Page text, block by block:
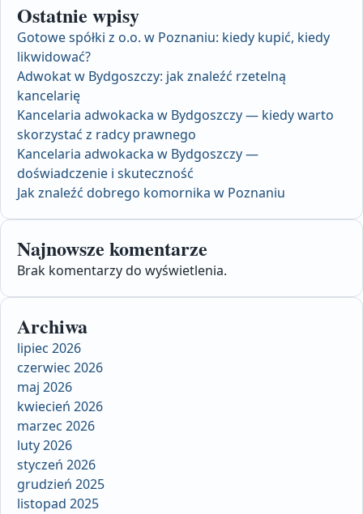
Ostatnie wpisy
Gotowe spółki z o.o. w Poznaniu: kiedy kupić, kiedy
likwidować?
Adwokat w Bydgoszczy: jak znaleźć rzetelną
kancelarię
Kancelaria adwokacka w Bydgoszczy — kiedy warto
skorzystać z radcy prawnego
Kancelaria adwokacka w Bydgoszczy —
doświadczenie i skuteczność
Jak znaleźć dobrego komornika w Poznaniu
Najnowsze komentarze
Brak komentarzy do wyświetlenia.
Archiwa
lipiec 2026
czerwiec 2026
maj 2026
kwiecień 2026
marzec 2026
luty 2026
styczeń 2026
grudzień 2025
listopad 2025